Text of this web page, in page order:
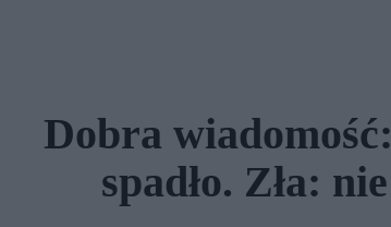
Dobra
spadło. Zła: